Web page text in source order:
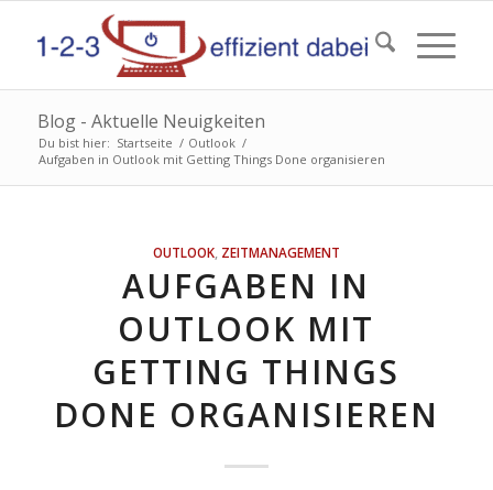
Blog - Aktuelle Neuigkeiten
Du bist hier: Startseite / Outlook /
Aufgaben in Outlook mit Getting Things Done organisieren
OUTLOOK, ZEITMANAGEMENT
AUFGABEN IN
OUTLOOK MIT
GETTING THINGS
DONE ORGANISIEREN